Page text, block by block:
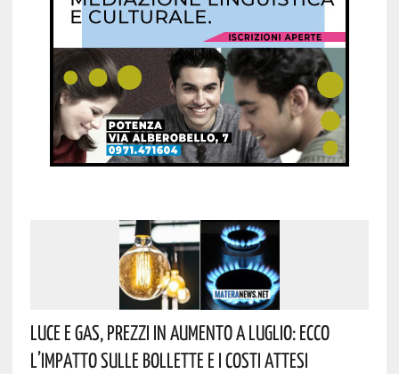
Luce E Gas, Prezzi In Aumento A Luglio: Ecco
L’impatto Sulle Bollette E I Costi Attesi